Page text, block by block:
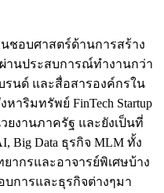
นชอบศาสตร์ด้านการสร้าง
านประสบการณ์ทำงานกว่า
รนด์ และสื่อสารองค์กรใน
ริมทรัพย์ FinTech Startup
ยงานภาครัฐ และยังเป็นที่
Big Data ธุรกิจ MLM ทั้ง
ยากรและอาจารย์พิเศษบ้าง
การและธุรกิจต่างๆมา